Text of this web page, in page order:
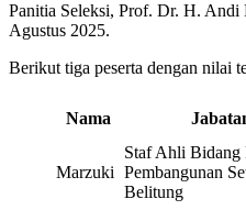
Panitia Seleksi, Prof. Dr. H. Andi
Agustus 2025.
Berikut tiga peserta dengan nilai
Nama
Marzuki
Staf Ahli Bidang
Pembangunan
Belitung